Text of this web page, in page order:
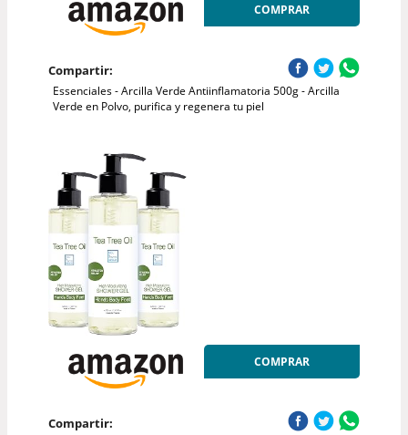
COMPRAR
Compartir:
Essenciales - Arcilla Verde Antiinflamatoria 500g - Arcilla
Verde en Polvo, purifica y regenera tu piel
COMPRAR
Compartir: